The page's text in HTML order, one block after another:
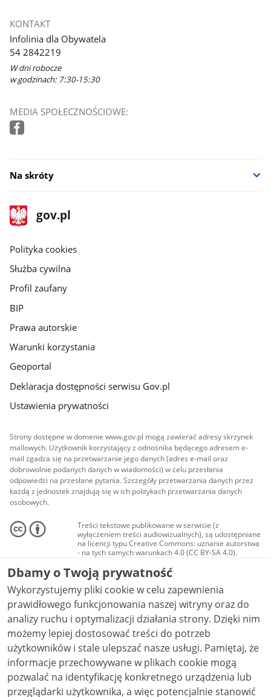
KONTAKT
Infolinia dla Obywatela
54 2842219
W dni robocze
w godzinach: 7:30-15:30
MEDIA SPOŁECZNOŚCIOWE:
Na skróty
stopka
gov.pl
Strona
gov.pl
gov.pl
Polityka cookies
Służba cywilna
Profil zaufany
BIP
Prawa autorskie
Warunki korzystania
Geoportal
Deklaracja dostępności serwisu Gov.pl
Ustawienia prywatności
Strony dostępne w domenie www.gov.pl mogą zawierać adresy skrzynek
mailowych. Użytkownik korzystający z odnośnika będącego adresem e-
mail zgadza się na przetwarzanie jego danych (adres e-mail oraz
dobrowolnie podanych danych w wiadomości) w celu przesłania
odpowiedzi na przesłane pytania. Szczegóły przetwarzania danych przez
każdą z jednostek znajdują się w ich politykach przetwarzania danych
osobowych.
Treści tekstowe publikowane w serwisie (z
wyłączeniem treści audiowizualnych), są udostępniane
na licencji typu Creative Commons: uznanie autorstwa
- na tych samych warunkach 4.0 (CC BY-SA 4.0).
Materiały audiowizualne, w tym zdjęcia, materiały
audio i wideo, są udostępniane na licencji typu
Creative Commons: uznanie autorstwa użycie
niekomercyjne - bez utworów zależnych 4.0 (CC BY-
NC-ND 4.0), o ile nie jest to stwierdzone inaczej.
Dbamy o Twoją prywatność
Wykorzystujemy pliki cookie w celu zapewnienia
prawidłowego funkcjonowania naszej witryny oraz do
analizy ruchu i optymalizacji działania strony. Dzięki nim
możemy lepiej dostosować treści do potrzeb
użytkowników i stale ulepszać nasze usługi. Pamiętaj, że
informacje przechowywane w plikach cookie mogą
pozwalać na identyfikację konkretnego urządzenia lub
przeglądarki użytkownika, a więc potencjalnie stanowić